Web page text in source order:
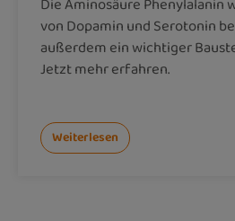
von Dopamin und Serotonin
außerdem ein wichtiger
Jetzt mehr erfahren.
Weiterlesen